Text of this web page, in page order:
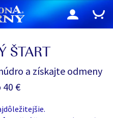
ŠTART
a získajte odmeny
40 €